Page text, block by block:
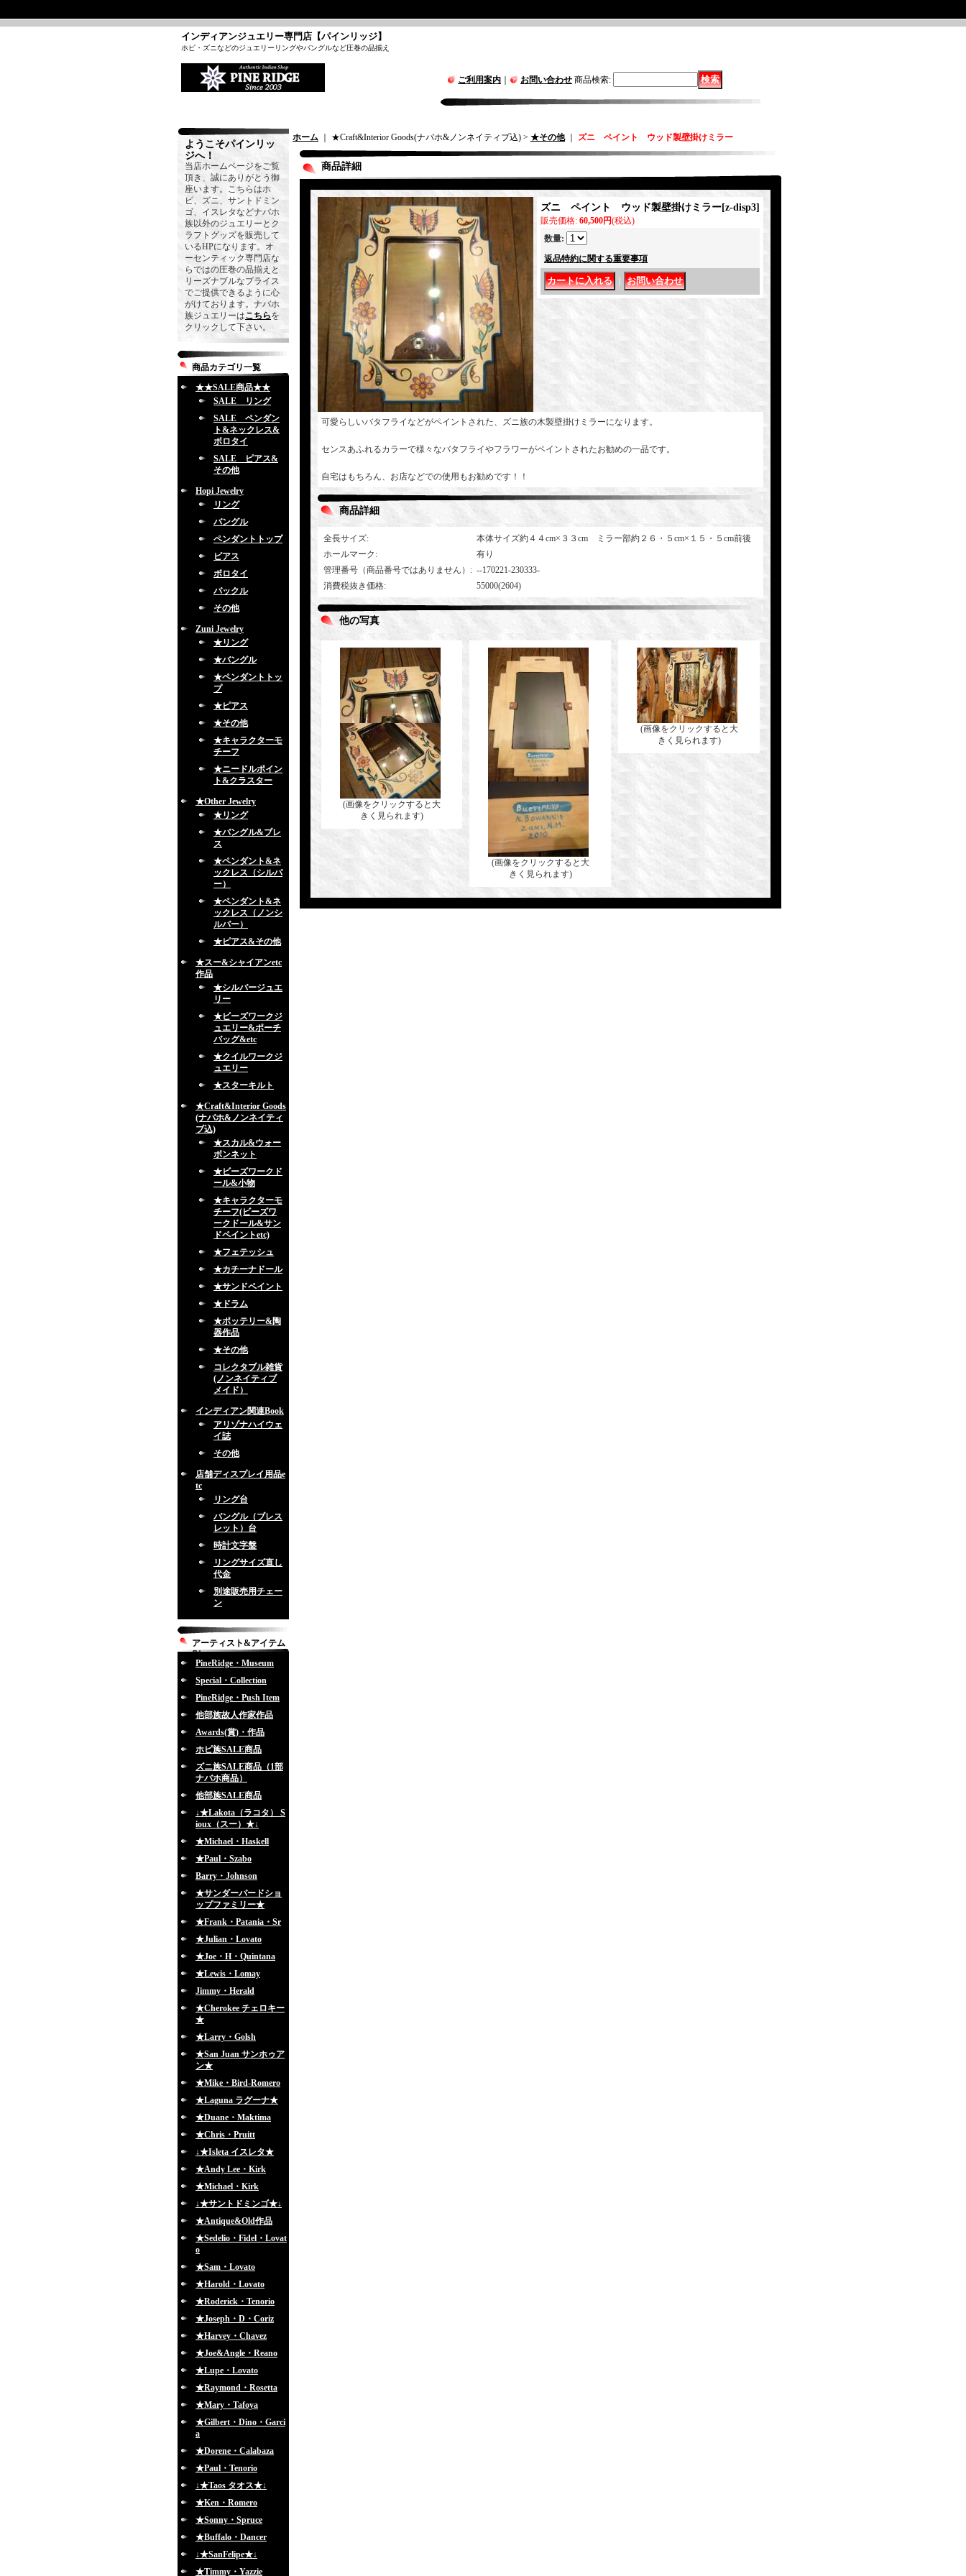
インディアンジュエリー専門店【パインリッジ】
ホピ・ズニなどのジュエリーリングやバングルなど圧巻の品揃え
ご利用案内 お問い合わせ 商品検索:
ようこそパインリッ
ジへ！
当店ホームページをご覧
頂き、誠にありがとう御
座います。こちらはホ
ピ、ズニ、サントドミン
ゴ、イスレタなどナバホ
族以外のジュエリーとク
ラフトグッズを販売して
いるHPになります。オ
ーセンティック専門店な
らではの圧巻の品揃えと
リーズナブルなプライス
でご提供できるように心
がけております。ナバホ
族ジュエリーはこちらを
クリックして下さい。
商品カテゴリ一覧
★★SALE商品★★
SALE リング
SALE ペンダン
ト&ネックレス&
ボロタイ
SALE ピアス&
その他
Hopi Jewelry
リング
バングル
ペンダントトップ
ピアス
ボロタイ
バックル
その他
Zuni Jewelry
★リング
★バングル
★ペンダントトッ
プ
★ピアス
★その他
★キャラクターモ
チーフ
★ニードルポイン
ト&クラスター
★Other Jewelry
★リング
★バングル&ブレ
ス
★ペンダント&ネ
ックレス（シルバ
ー）
★ペンダント&ネ
ックレス（ノンシ
ルバー）
★ピアス&その他
★スー&シャイアンetc
作品
★シルバージュエ
リー
★ビーズワークジ
ュエリー&ポーチ
バッグ&etc
★クイルワークジ
ュエリー
★スターキルト
★Craft&Interior Goods
(ナバホ&ノンネイティ
ブ込)
★スカル&ウォー
ボンネット
★ビーズワークド
ール&小物
★キャラクターモ
チーフ(ビーズワ
ークドール&サン
ドペイントetc)
★フェテッシュ
★カチーナドール
★サンドペイント
★ドラム
★ポッテリー&陶
器作品
★その他
コレクタブル雑貨
(ノンネイティブ
メイド）
インディアン関連Book
アリゾナハイウェ
イ誌
その他
店舗ディスプレイ用品e
tc
リング台
バングル（ブレス
レット）台
時計文字盤
リングサイズ直し
代金
別途販売用チェー
ン
アーティスト&アイテム
別
PineRidge・Museum
Special・Collection
PineRidge・Push Item
他部族故人作家作品
Awards(賞)・作品
ホピ族SALE商品
ズニ族SALE商品（1部
ナバホ商品）
他部族SALE商品
↓★Lakota（ラコタ） S
ioux（スー）★↓
★Michael・Haskell
★Paul・Szabo
Barry・Johnson
★サンダーバードショ
ップファミリー★
★Frank・Patania・Sr
★Julian・Lovato
★Joe・H・Quintana
★Lewis・Lomay
Jimmy・Herald
★Cherokee チェロキー
★
★Larry・Golsh
★San Juan サンホゥア
ン★
★Mike・Bird-Romero
★Laguna ラグーナ★
★Duane・Maktima
★Chris・Pruitt
↓★Isleta イスレタ★
★Andy Lee・Kirk
★Michael・Kirk
↓★サントドミンゴ★↓
★Antique&Old作品
★Sedelio・Fidel・Lovat
o
★Sam・Lovato
★Harold・Lovato
★Roderick・Tenorio
★Joseph・D・Coriz
★Harvey・Chavez
★Joe&Angle・Reano
★Lupe・Lovato
★Raymond・Rosetta
★Mary・Tafoya
★Gilbert・Dino・Garci
a
★Dorene・Calabaza
★Paul・Tenorio
↓★Taos タオス★↓
★Ken・Romero
★Sonny・Spruce
★Buffalo・Dancer
↓★SanFelipe★↓
★Timmy・Yazzie
ホーム ｜ ★Craft&Interior Goods(ナバホ&ノンネイティブ込) > ★その他｜ ズニ ペイント ウッド製壁掛けミラー
商品詳細
ズニ ペイント ウッド製壁掛けミラー[z-disp3]
販売価格: 60,500円(税込)
数量:
返品特約に関する重要事項
可愛らしいバタフライなどがペイントされた、ズニ族の木製壁掛けミラーになります。
センスあふれるカラーで様々なバタフライやフラワーがペイントされたお勧めの一品です。
自宅はもちろん、お店などでの使用もお勧めです！！
商品詳細
全長サイズ:
本体サイズ約４４cm×３３cm ミラー部約２６・５cm×１５・５cm前後
ホールマーク :
有り
管理番号（商品番号ではありません） : --170221-230333-
消費税抜き価格: 55000(2604)
他の写真
(画像をクリックすると大
きく見られます)
(画像をクリックすると大
きく見られます)
(画像をクリックすると大
きく見られます)